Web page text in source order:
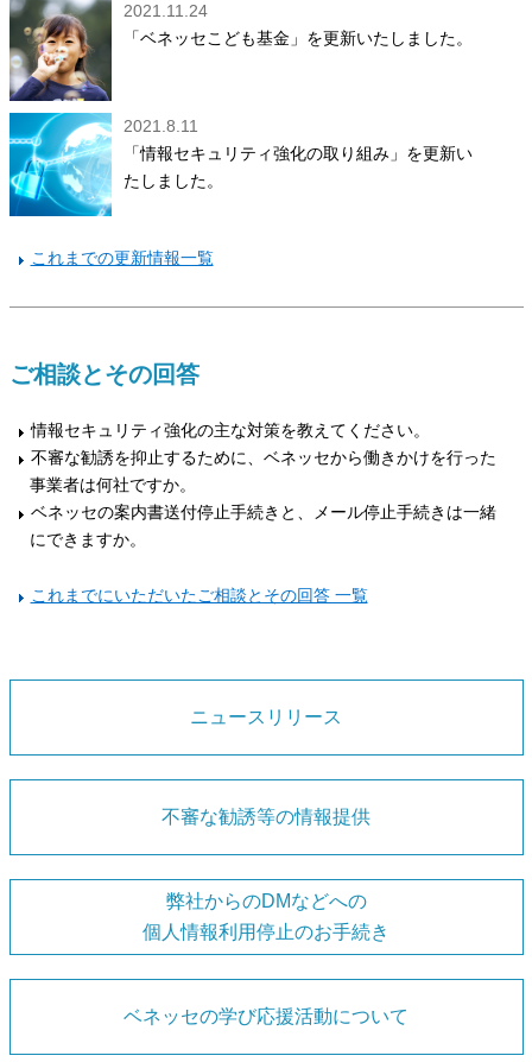
2021.11.24
「ベネッセこども基金」を更新いたしました。
2021.8.11
「情報セキュリティ強化の取り組み」を更新い
たしました。
これまでの更新情報一覧
ご相談とその回答
情報セキュリティ強化の主な対策を教えてください。
不審な勧誘を抑止するために、ベネッセから働きかけを行った
事業者は何社ですか。
ベネッセの案内書送付停止手続きと、メール停止手続きは一緒
にできますか。
これまでにいただいたご相談とその回答 一覧
ニュースリリース
不審な勧誘等の情報提供
弊社からのDMなどへの
個人情報利用停止のお手続き
ベネッセの学び応援活動について